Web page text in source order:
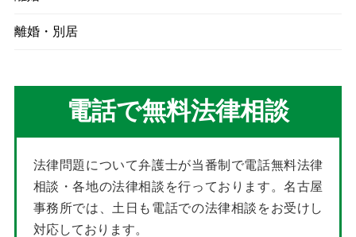
離婚・別居
電話で無料法律相談
法律問題について弁護士が当番制で電話無料法律
相談・各地の法律相談を行っております。名古屋
事務所では、土日も電話での法律相談をお受けし
対応しております。